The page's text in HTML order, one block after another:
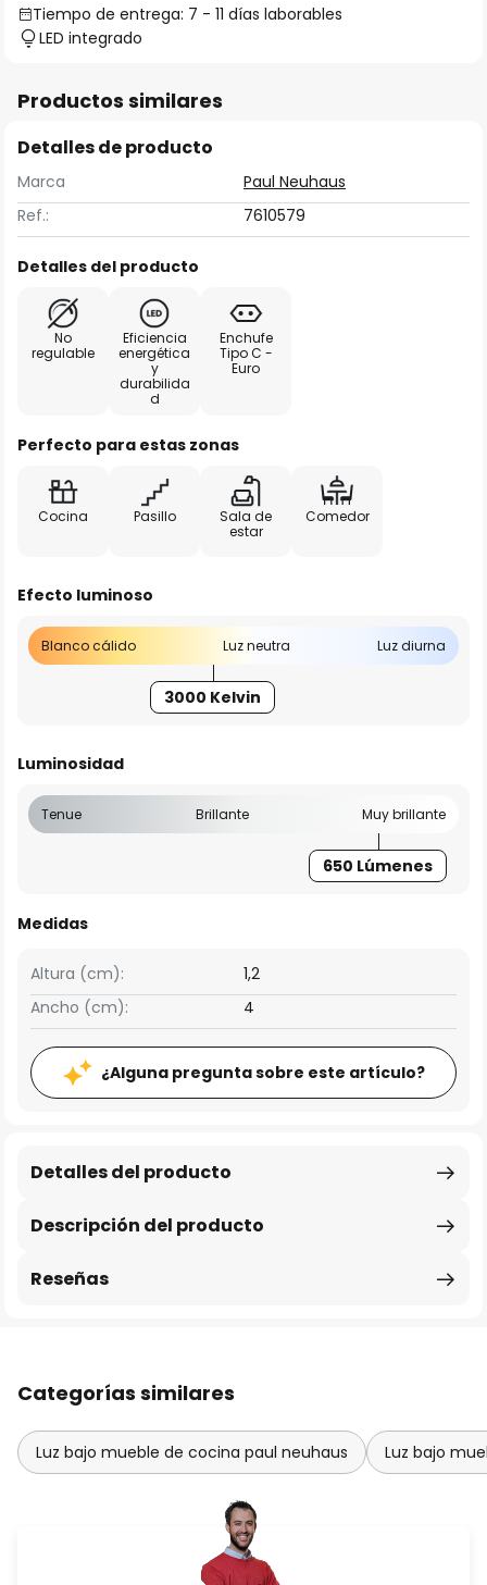
Tiempo de entrega: 7 - 11 días laborables
LED integrado
Productos similares
Detalles de producto
Marca
Paul Neuhaus
Ref.:
7610579
Detalles del producto
No
regulable
Eficiencia
energética
y
durabilida
d
Enchufe
Tipo C -
Euro
Perfecto para estas zonas
Cocina Pasillo
Sala de
estar
Comedor
Efecto luminoso
Blanco cálido Luz neutra Luz diurna
3000 Kelvin
Luminosidad
Tenue Brillante Muy brillante
650 Lúmenes
Medidas
Ancho (cm): 4
Altura (cm): 1,2
¿Alguna pregunta sobre este artículo?
Descripción del producto
Detalles del producto
Reseñas
Categorías similares
Luz bajo mueble de cocina paul neuhaus Luz bajo